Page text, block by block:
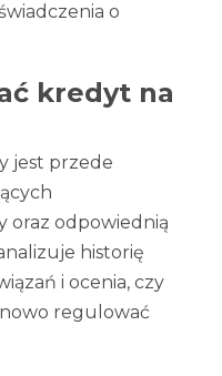
o
kredyt na
jest przede
odpowiednią
historię
i ocenia, czy
regulować